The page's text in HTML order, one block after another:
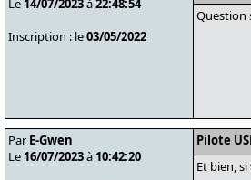
Le 14/07/2023à22:48:54
Inscription : le03/05/2022
Question
Par E-Gwen
Le 16/07/2023à 10:42:20
Pilote
Et bien,